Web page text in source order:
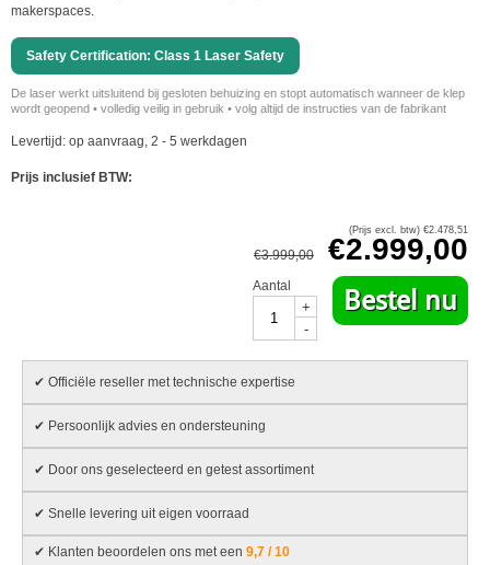
makerspaces.
Safety Certification: Class 1 Laser Safety
De laser werkt uitsluitend bij gesloten behuizing en stopt automatisch wanneer de klep
wordt geopend • volledig veilig in gebruik • volg altijd de instructies van de fabrikant
Levertijd: op aanvraag, 2 - 5 werkdagen
Prijs inclusief BTW:
(Prijs excl. btw) €2.478,51
€3.999,00 €2.999,00
Aantal
+
-
Bestel nu
✔ Officiële reseller met technische expertise
✔ Persoonlijk advies en ondersteuning
✔ Door ons geselecteerd en getest assortiment
✔ Snelle levering uit eigen voorraad
✔ Klanten beoordelen ons met een 9,7 / 10